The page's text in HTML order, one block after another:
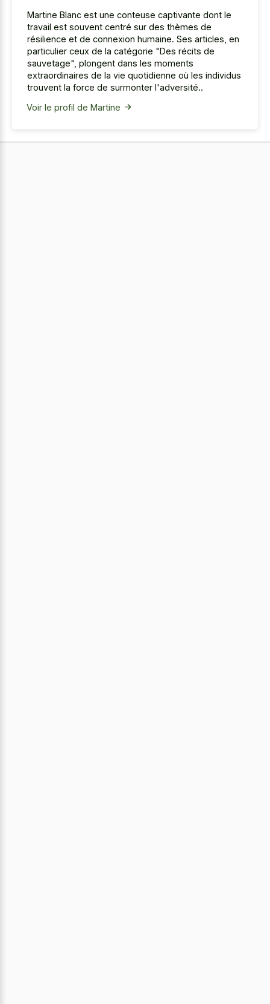
Martine Blanc est une conteuse captivante dont le
travail est souvent centré sur des thèmes de
résilience et de connexion humaine. Ses articles, en
particulier ceux de la catégorie "Des récits de
sauvetage", plongent dans les moments
extraordinaires de la vie quotidienne où les individus
trouvent la force de surmonter l'adversité..
Voir le profil de Martine